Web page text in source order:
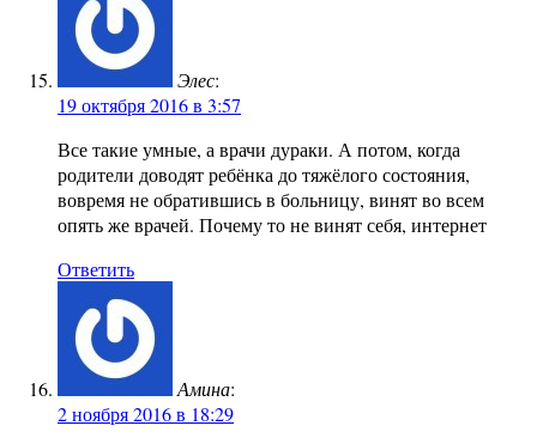
Элес:
19 октября 2016 в 3:57
Все такие умные, а врачи дураки. А потом, когда
родители доводят ребёнка до тяжёлого состояния,
вовремя не обратившись в больницу, винят во всем
опять же врачей. Почему то не винят себя, интернет
Ответить
Амина:
2 ноября 2016 в 18:29